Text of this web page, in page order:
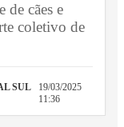
de cães e
coletivo de
SUL
19/03/2025
11:36